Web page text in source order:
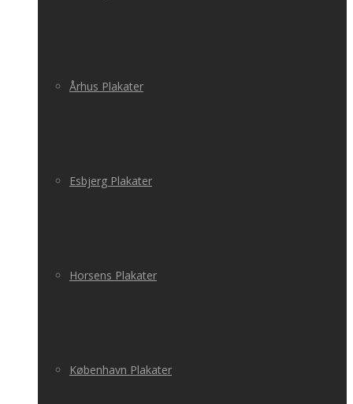
Århus Plakater
Esbjerg Plakater
Horsens Plakater
København Plakater